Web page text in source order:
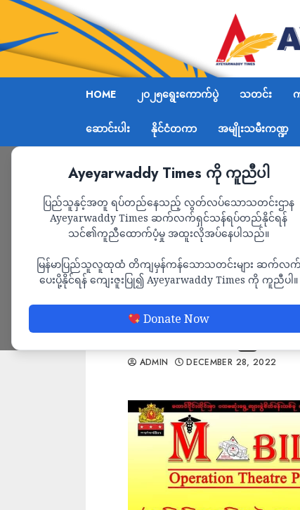
HOME ၂၀၂၅ရွေးကောက်ပွဲ သတင်း
ဆောင်းပါး နိုင်ငံတကာ အမျိုးသမီးကဏ္ဍ
Ayeyarwaddy Times ကို ကူညီပါ
ပြည်သူနှင့်အတူ ရပ်တည်နေသည့် လွတ်လပ်သောသတင်းဌာန
Ayeyarwaddy Times ဆက်လက်ရှင်သန်ရပ်တည်နိုင်ရန်
သင်၏ကူညီထောက်ပံ့မှု အထူးလိုအပ်နေပါသည်။
မြန်မာပြည်သူလူထုထံ တိကျမှန်ကန်သောသတင်းများ ဆက်လက်
ပေးပို့နိုင်ရန် ကျေးဇူးပြု၍ Ayeyarwaddy Times ကို ကူညီပါ။
Donate Now
Home ရှေ့တန်းရောက် ရဲဘော်များအတွက် ဒေါ်
သတင်း
ရှေ့တန်းရောက် ရဲ
၆၀၀၀၀ တန် ရွှေ့လ
အကောင်ထည်ဖော်
ADMIN DECEMBER 28, 2022